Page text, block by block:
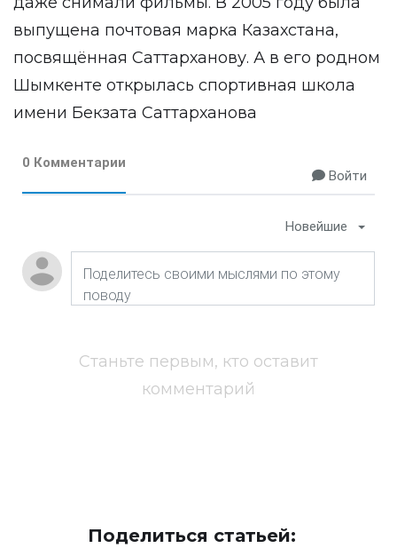
выпущена почтовая марка Казахстана,
посвящённая Саттарханову. А в его родном
Шымкенте открылась спортивная школа
имени Бекзата Саттарханова
0 Комментарии
Войти
Новейшие
Станьте первым, кто оставит
комментарий
Поделиться статьей: